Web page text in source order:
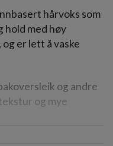
hårvoks som
hold med høy
er lett å vaske
og andre
og mye